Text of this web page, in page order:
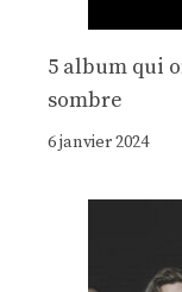
5 album qui
sombre
6 janvier 2024